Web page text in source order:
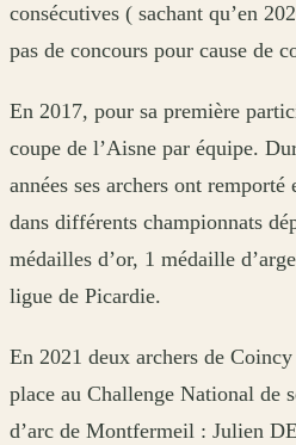
consécutives ( sachant qu’en
pas de concours pour cause de
En 2017, pour sa première
coupe de l’Aisne par équipe.
années ses archers ont
dans différents championnats
médailles d’or, 1 médaille
ligue de Picardie.
En 2021 deux archers de
place au Challenge National de
d’arc de Montfermeil : Julien